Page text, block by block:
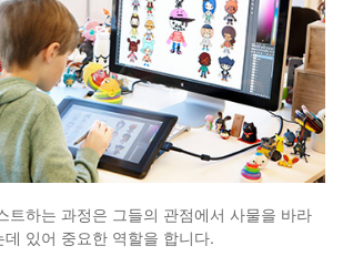
트하는 과정은 그들의 관점에서 사물을 바라
데 있어 중요한 역할을 합니다.